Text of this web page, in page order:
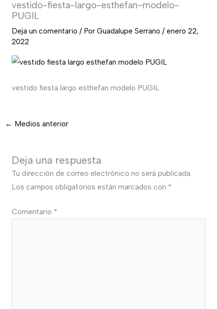
vestido-fiesta-largo-esthefan-modelo-
PUGIL
Deja un comentario / Por Guadalupe Serrano / enero 22,
2022
vestido fiesta largo esthefan modelo PUGIL
← Medios anterior
Deja una respuesta
Tu dirección de correo electrónico no será publicada.
Los campos obligatorios están marcados con *
Comentario *